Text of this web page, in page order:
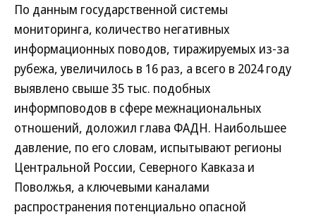
По данным государственной системы
мониторинга, количество негативных
информационных поводов, тиражируемых из-за
рубежа, увеличилось в 16 раз, а всего в 2024 году
выявлено свыше 35 тыс. подобных
информповодов в сфере межнациональных
отношений, доложил глава ФАДН. Наибольшее
давление, по его словам, испытывают регионы
Центральной России, Северного Кавказа и
Поволжья, а ключевыми каналами
распространения потенциально опасной